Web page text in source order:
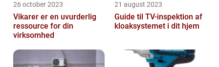
26 october 2023
Vikarer er en uvurderlig
ressource for din
virksomhed
21 august 2023
Guide til TV-inspektion af
kloaksystemet i dit hjem